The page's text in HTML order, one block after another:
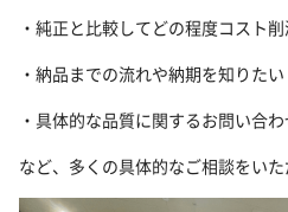
・純正と比較してどの程度コスト
・納品までの流れや納期を知りたい
・具体的な品質に関するお問い合わ
など、多くの具体的なご相談をいた